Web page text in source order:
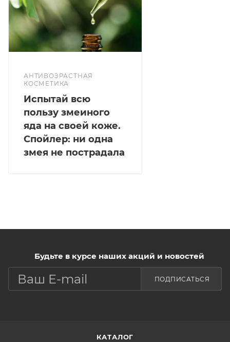
морщины.
нанесите на ватный диск немного средства и
протрите им лицо. Оставьте до полного впитывания.
Эмульсия: извлеките немного средства из флакона и
этой же серии.
АНТИВОЗРАСТНАЯ
КОСМЕТИКА
Испытай всю
пользу змеиного
яда на своей коже.
Спойлер: ни одна
змея не пострадала
Будьте в курсе наших акций и новостей
ПОДПИСАТЬСЯ
КАТАЛОГ